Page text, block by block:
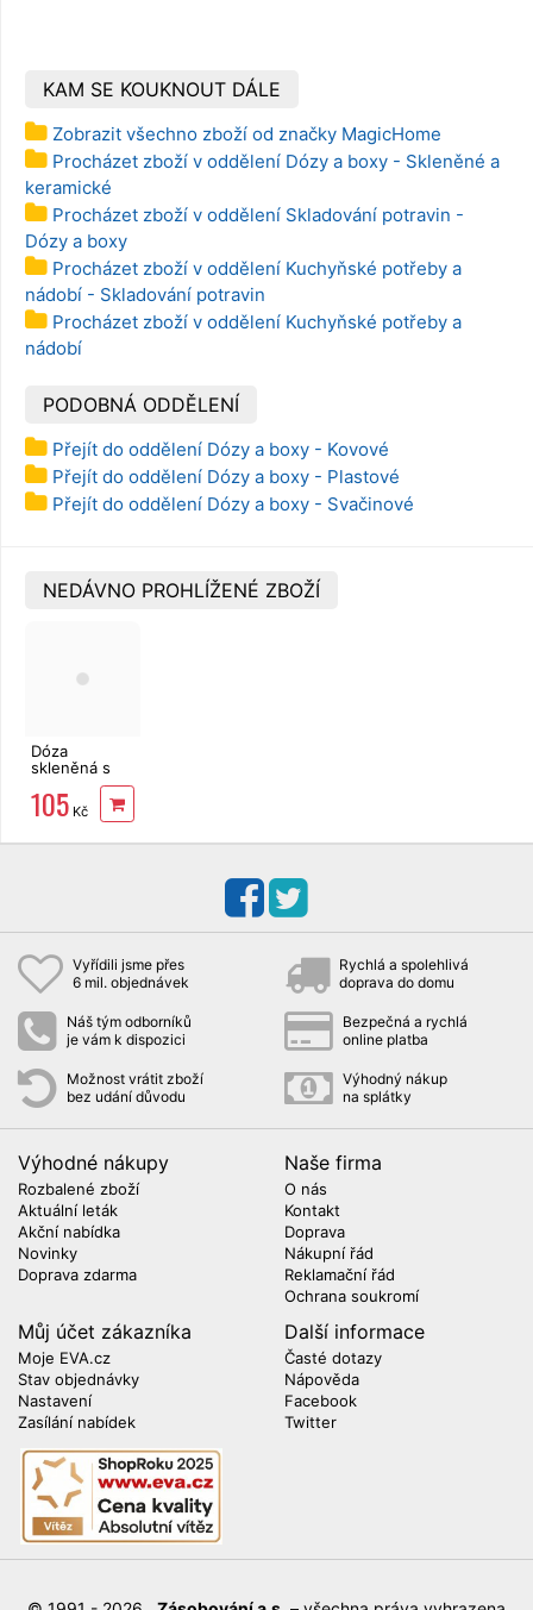
KAM SE KOUKNOUT DÁLE
Zobrazit všechno zboží od značky MagicHome
Procházet zboží v oddělení Dózy a boxy - Skleněné a
keramické
Procházet zboží v oddělení Skladování potravin -
Dózy a boxy
Procházet zboží v oddělení Kuchyňské potřeby a
nádobí - Skladování potravin
Procházet zboží v oddělení Kuchyňské potřeby a
nádobí
PODOBNÁ ODDĚLENÍ
Přejít do oddělení Dózy a boxy - Kovové
Přejít do oddělení Dózy a boxy - Plastové
Přejít do oddělení Dózy a boxy - Svačinové
NEDÁVNO PROHLÍŽENÉ ZBOŽÍ
Dóza
skleněná s
MagicHome
CLIP s
105 Kč
Vyřídili jsme přes
6 mil. objednávek
Rychlá a spolehlivá
doprava do domu
Náš tým odborníků
je vám k dispozici
Bezpečná a rychlá
online platba
Možnost vrátit zboží
bez udání důvodu
Výhodný nákup
na splátky
Výhodné nákupy
Rozbalené zboží
Aktuální leták
Akční nabídka
Novinky
Doprava zdarma
Naše firma
O nás
Kontakt
Doprava
Nákupní řád
Reklamační řád
Ochrana soukromí
Můj účet zákazníka
Moje EVA.cz
Stav objednávky
Nastavení
Zasílání nabídek
Další informace
Časté dotazy
Nápověda
Facebook
Twitter